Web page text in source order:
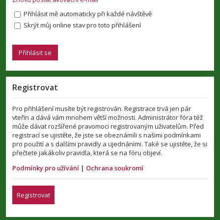
Přihlásit mě automaticky při každé návštěvě
Skrýt můj online stav pro toto přihlášení
Registrovat
Pro přihlášení musíte být registrován. Registrace trvá jen pár
vteřin a dává vám mnohem větší možnosti. Administrátor fóra též
může dávat rozšířené pravomoci registrovaným uživatelům. Před
registrací se ujistěte, že jste se obeznámili s našimi podmínkami
pro použití a s dalšími pravidly a ujednáními. Také se ujistěte, že si
přečtete jakákoliv pravidla, která se na fóru objeví.
Podmínky pro užívání | Ochrana soukromí
Registrovat